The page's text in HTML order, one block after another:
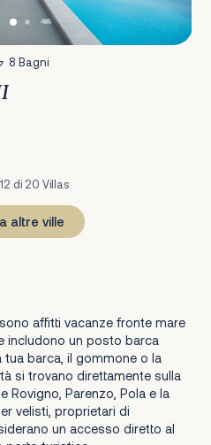
8 Bagni
di 20 Villas
altre ville
sono affitti vacanze fronte mare
includono un posto barca
barca, il gommone o la
si trovano direttamente sulla
Rovigno, Parenzo, Pola e la
velisti, proprietari di
un accesso diretto al